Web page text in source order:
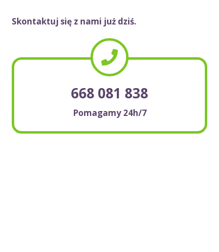
Skontaktuj się z nami już dziś.
668 081 838
Pomagamy 24h/7